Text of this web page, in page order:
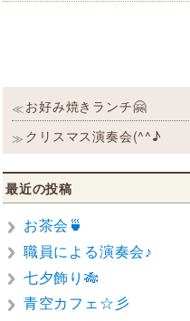
投
稿
ナ
ビ
ゲ
ー
シ
ョ
ン
≪
過
去
の
投
お好み焼きランチ🤗
≫
次
の
稿:
クリスマス演奏会(^^♪
最近の投稿
お茶会🍵
職員による演奏会♪
七夕飾り🎋
青空カフェ☆彡